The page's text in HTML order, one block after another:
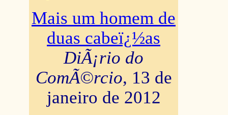
Mais um homem de
duas cabeï¿½as
DiÃ¡rio do
ComÃ©rcio, 13 de
janeiro de 2012